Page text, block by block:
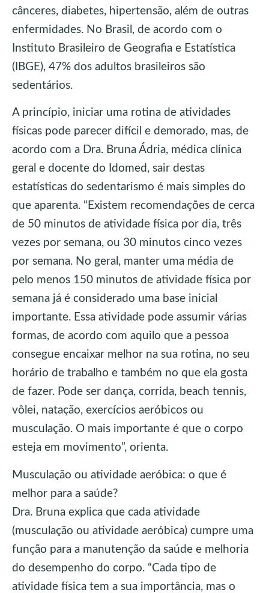
cânceres, diabetes, hipertensão, além de outras
enfermidades. No Brasil, de acordo com o
Instituto Brasileiro de Geografia e Estatística
(IBGE), 47% dos adultos brasileiros são
sedentários.
A princípio, iniciar uma rotina de atividades
físicas pode parecer difícil e demorado, mas, de
acordo com a Dra. Bruna Ádria, médica clínica
geral e docente do Idomed, sair destas
estatísticas do sedentarismo é mais simples do
que aparenta. “Existem recomendações de cerca
de 50 minutos de atividade física por dia, três
vezes por semana, ou 30 minutos cinco vezes
por semana. No geral, manter uma média de
pelo menos 150 minutos de atividade física por
semana já é considerado uma base inicial
importante. Essa atividade pode assumir várias
formas, de acordo com aquilo que a pessoa
consegue encaixar melhor na sua rotina, no seu
horário de trabalho e também no que ela gosta
de fazer. Pode ser dança, corrida, beach tennis,
vôlei, natação, exercícios aeróbicos ou
musculação. O mais importante é que o corpo
esteja em movimento”, orienta.
Musculação ou atividade aeróbica: o que é
melhor para a saúde?
Dra. Bruna explica que cada atividade
(musculação ou atividade aeróbica) cumpre uma
função para a manutenção da saúde e melhoria
do desempenho do corpo. “Cada tipo de
atividade física tem a sua importância, mas o